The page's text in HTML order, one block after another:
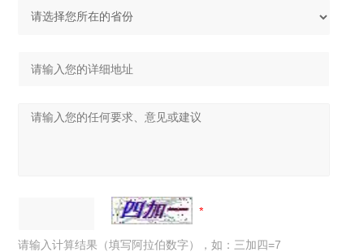
请输入计算结果（填写阿拉伯数字），如：三加四=7